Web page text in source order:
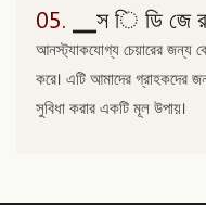
05. ▁স ি ডি জে
আনস্ট্যাকযোগ্য চেয়ারের জন্য
করে। এটি আমাদের গ্রাহকদের
সুবিধা করার একটি মূল উপায়।